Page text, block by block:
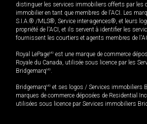
distinguer les services immobiliers offerts par les
immobilier en tant que membres de l'ACI. Les
S.I.A.® /MLS®, Service inter-agences®, et leurs
propriété de l'ACI, et ils servent à identifier les
fournissent les courtiers et agents membres de
Royal LePageMD est une marque de commerce
Royale du Canada, utilisée sous licence par les
BridgemarqMD.
BridgemarqMD et ses logos / Services immobiliers
marques de commerce déposées de Residential
utilisées sous licence par Services immobiliers